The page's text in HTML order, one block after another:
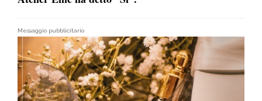
Messaggio pubblicitario